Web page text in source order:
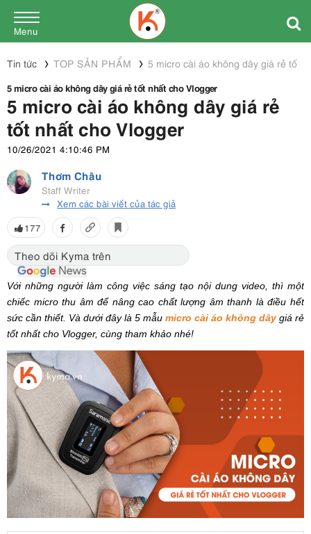
Menu
Tin tức TOP SẢN PHẨM
5 micro cài áo không dây giá rẻ tốt
5 micro cài áo không dây giá rẻ tốt nhất cho Vlogger
5 micro cài áo không dây giá rẻ
tốt nhất cho Vlogger
10/26/2021 4:10:46 PM
Thơm Châu
Staff Writer
Xem các bài viết của tác giả
177
Theo dõi Kyma trên
Với những người làm công việc sáng tạo nội dung video, thì một
chiếc micro thu âm để nâng cao chất lượng âm thanh là điều hết
sức cần thiết. Và dưới đây là 5 mẫu micro cài áo không dây giá rẻ
tốt nhất cho Vlogger, cùng tham khảo nhé!